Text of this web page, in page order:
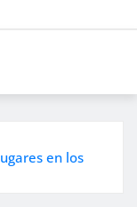
en los